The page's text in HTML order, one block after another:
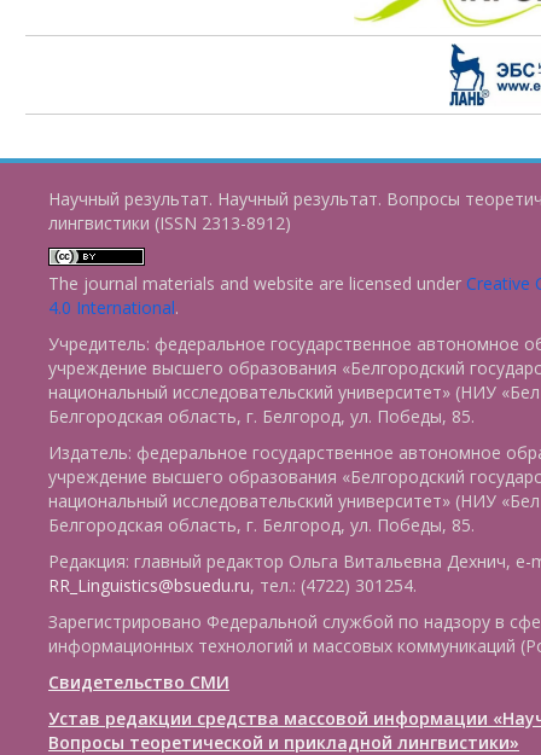
Научный результат. Научный результат. Вопросы
лингвистики (ISSN 2313-8912)
The journal materials and website are licensed under Creative
4.0 International.
Учредитель: федеральное государственное автономное
учреждение высшего образования «Белгородский
национальный исследовательский университет» (НИУ
Белгородская область, г. Белгород, ул. Победы, 85.
Издатель: федеральное государственное автономное
учреждение высшего образования «Белгородский
национальный исследовательский университет» (НИУ
Белгородская область, г. Белгород, ул. Победы, 85.
Редакция: главный редактор Ольга Витальевна Дехнич, e-
RR_Linguistics@bsuedu.ru, тел.: (4722) 301254.
Зарегистрировано Федеральной службой по надзору в
информационных технологий и массовых коммуникаций
Свидетельство СМИ
Устав редакции средства массовой информации
Вопросы теоретической и прикладной лингвистики»